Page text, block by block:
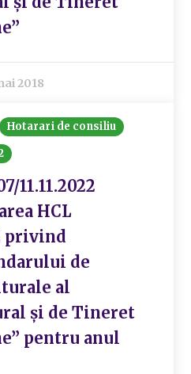
2018
Hotarari de consiliu
11.11.2022
HCL
privind
de
al
și de Tineret
pentru anul